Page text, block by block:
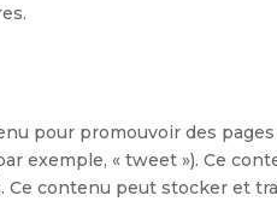
pour promouvoir des
exemple, « tweet »). Ce
contenu peut stocker et